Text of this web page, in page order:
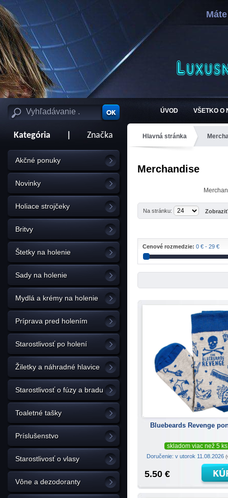
ÚVOD VŠETKO O
Kategória Značka
Akčné ponuky
Novinky
Holiace strojčeky
Britvy
Štetky na holenie
Sady na holenie
Mydlá a krémy na holenie
Príprava pred holením
Starostlivosť po holení
Žiletky a náhradné hlavice
Starostlivosť o fúzy a bradu
Toaletné tašky
Príslušenstvo
Starostlivosť o vlasy
Vône a dezodoranty
Hlavná stránka
Merchandise
Na stránku:
Cenové rozmedzie: 0 € - 29 €
Bluebeards Revenge
skladom viac než 5 ks
Doručenie: v utorok 11.08.2026
5.50 €